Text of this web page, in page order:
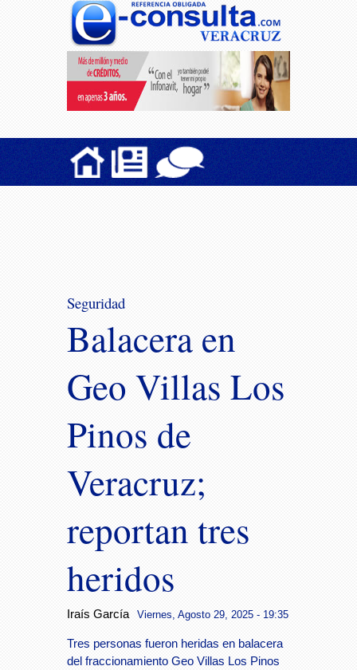
Seguridad
Balacera en
Geo Villas Los
Pinos de
Veracruz;
reportan tres
heridos
Iraís García Viernes, Agosto 29, 2025 - 19:35
Tres personas fueron heridas en balacera
del fraccionamiento Geo Villas Los Pinos